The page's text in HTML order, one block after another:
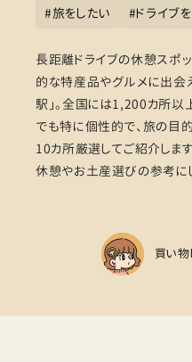
#旅をしたい #ドライブ
長距離ドライブの休憩スポ
的な特産品やグルメに出会
駅」。全国には1,200カ所以
でも特に個性的で、旅の目
10カ所厳選してご紹介します
休憩やお土産選びの参考に
買い物